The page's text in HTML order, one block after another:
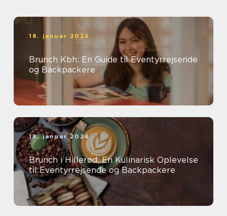
18. januar 2024
Brunch Kbh: En Guide til Eventyrrejsende
og Backpackere
18. januar 2024
Brunch i Hillerød: En Kulinarisk Oplevelse
til Eventyrrejsende og Backpackere